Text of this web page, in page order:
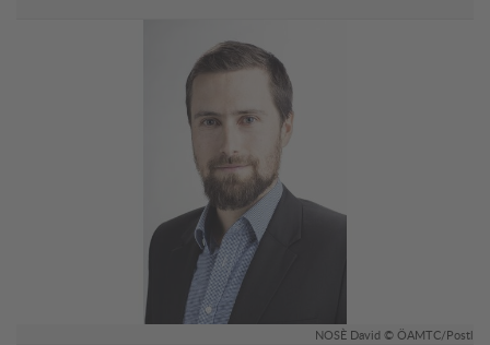
NOSÈ David © ÖAMTC/Postl